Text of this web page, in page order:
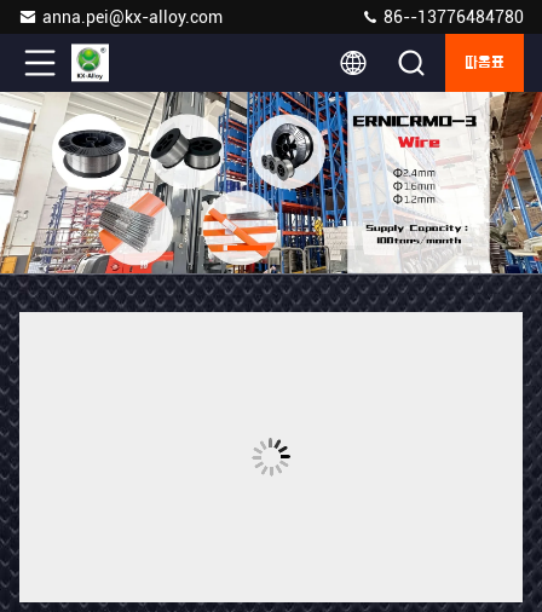
anna.pei@kx-alloy.com 86--13776484780
따옴표